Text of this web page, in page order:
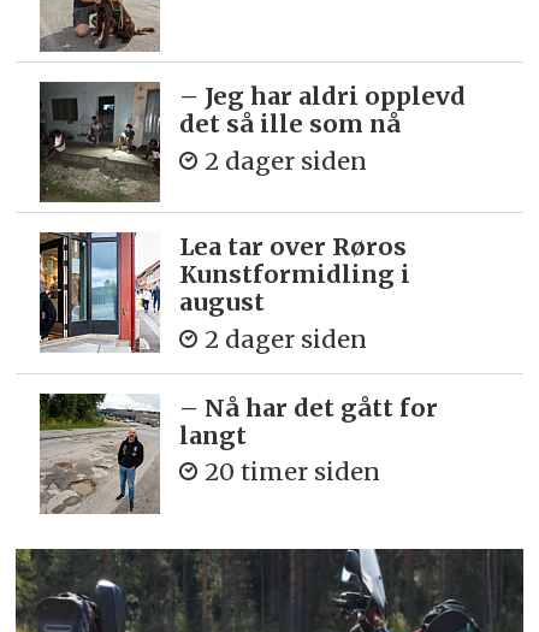
– Jeg har aldri opplevd
det så ille som nå
2 dager siden
Lea tar over Røros
Kunstformidling i
august
2 dager siden
– Nå har det gått for
langt
20 timer siden